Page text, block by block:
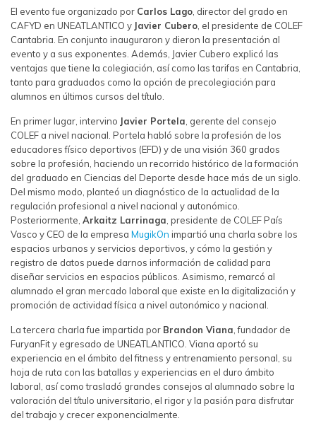
El evento fue organizado por Carlos Lago , director del grado en
CAFYD en UNEATLANTICO y Javier Cubero , el presidente de COLEF
Cantabria. En conjunto inauguraron y dieron la presentación al
evento y a sus exponentes. Además, Javier Cubero explicó las
ventajas que tiene la colegiación, así como las tarifas en Cantabria,
tanto para graduados como la opción de precolegiación para
alumnos en últimos cursos del título.
En primer lugar, intervino Javier Portela , gerente del consejo
COLEF a nivel nacional. Portela habló sobre la profesión de los
educadores físico deportivos (EFD) y de una visión 360 grados
sobre la profesión, haciendo un recorrido histórico de la formación
del graduado en Ciencias del Deporte desde hace más de un siglo.
Del mismo modo, planteó un diagnóstico de la actualidad de la
regulación profesional a nivel nacional y autonómico.
Posteriormente, Arkaitz Larrinaga , presidente de COLEF País
Vasco y CEO de la empresa MugikOn impartió una charla sobre los
espacios urbanos y servicios deportivos, y cómo la gestión y
registro de datos puede darnos información de calidad para
diseñar servicios en espacios públicos. Asimismo, remarcó al
alumnado el gran mercado laboral que existe en la digitalización y
promoción de actividad física a nivel autonómico y nacional.
La tercera charla fue impartida por Brandon Viana , fundador de
FuryanFit y egresado de UNEATLANTICO. Viana aportó su
experiencia en el ámbito del fitness y entrenamiento personal, su
hoja de ruta con las batallas y experiencias en el duro ámbito
laboral, así como trasladó grandes consejos al alumnado sobre la
valoración del título universitario, el rigor y la pasión para disfrutar
del trabajo y crecer exponencialmente.